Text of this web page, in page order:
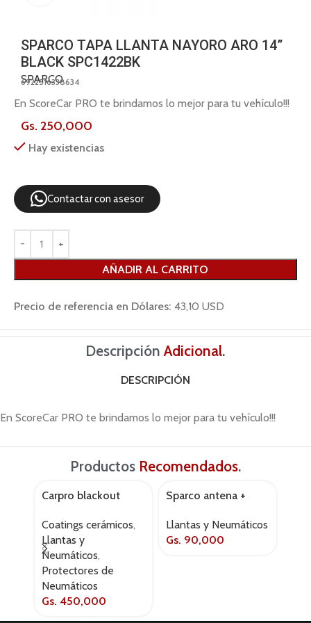
SPARCO TAPA LLANTA NAYORO ARO 14”
BLACK SPC1422BK
SPARCO
6922516338634
En ScoreCar PRO te brindamos lo mejor para tu vehículo!!!
Gs. 250,000
Hay existencias
Contactar con asesor
AÑADIR AL CARRITO
Precio de referencia en Dólares: 43,10 USD
DescripciónAdicional.
DESCRIPCIÓN
En ScoreCar PRO te brindamos lo mejor para tu vehículo!!!
Productos Recomendados.
Carpro blackout
Coatings cerámicos,
Llantas y
Neumáticos,
Protectores de
Neumáticos
Gs. 450,000
Sparco antena +
kit aluminio
Llantas y Neumáticos
Gs. 90,000